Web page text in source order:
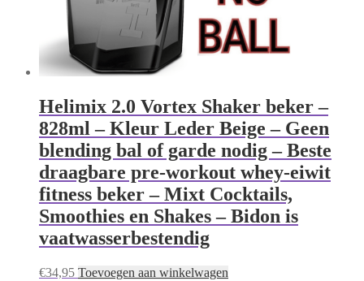
Helimix 2.0 Vortex Shaker beker –
828ml – Kleur Leder Beige – Geen
blending bal of garde nodig – Beste
draagbare pre-workout whey-eiwit
fitness beker – Mixt Cocktails,
Smoothies en Shakes – Bidon is
vaatwasserbestendig
€34,95 Toevoegen aan winkelwagen